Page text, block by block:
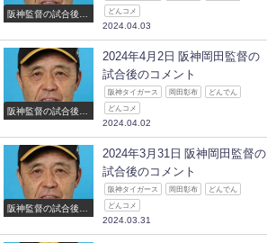
阪神監督の試合後の
どんコメ
2024.04.03
阪神監督の試合後の
2024年4月2日 阪神岡田監督の
試合後のコメント
阪神タイガース 岡田彰布 どんでん
どんコメ
2024.04.02
阪神監督の試合後の
2024年3月31日 阪神岡田監督の
試合後のコメント
阪神タイガース 岡田彰布 どんでん
どんコメ
2024.03.31